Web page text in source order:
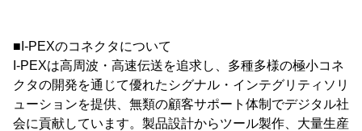
■I-PEXのコネクタについて
I-PEXは高周波・高速伝送を追求し、多種多様の極小コネ
クタの開発を通じて優れたシグナル・インテグリティソリ
ューションを提供、無類の顧客サポート体制でデジタル社
会に貢献しています。製品設計からツール製作、大量生産